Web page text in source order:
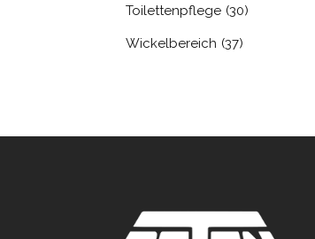
Toilettenpflege (30)
Wickelbereich (37)